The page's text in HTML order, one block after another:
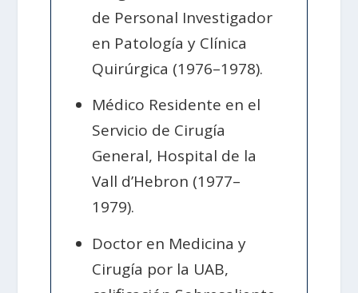
de Personal Investigador
en Patología y Clínica
Quirúrgica (1976–1978).
Médico Residente en el
Servicio de Cirugía
General, Hospital de la
Vall d’Hebron (1977–
1979).
Doctor en Medicina y
Cirugía por la UAB,